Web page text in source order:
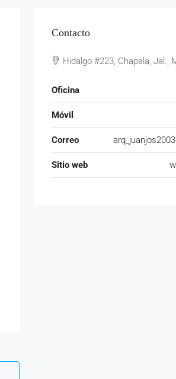
Contacto
Hidalgo #223, Chapala, Jal.,
Oficina
Móvil
Correo
Sitio web